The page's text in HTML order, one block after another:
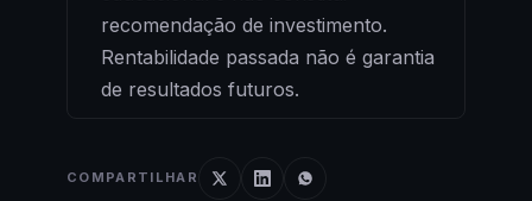
recomendação de investimento.
Rentabilidade passada não é garantia
de resultados futuros.
COMPARTILHAR